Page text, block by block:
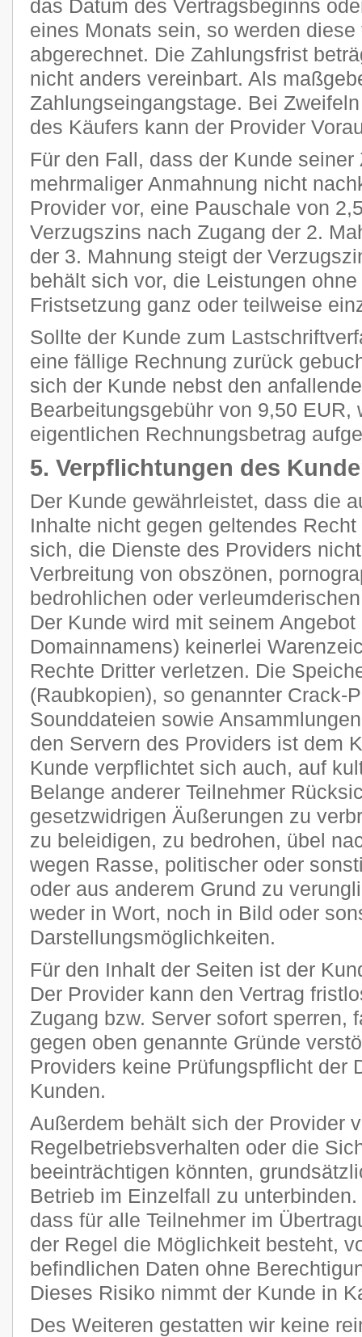
das Datum des Vertragsbeginns
eines Monats sein, so werden
abgerechnet. Die Zahlungsfrist
nicht anders vereinbart. Als
Zahlungseingangstage. Bei
des Käufers kann der Provider
Für den Fall, dass der Kunde
mehrmaliger Anmahnung nicht
Provider vor, eine Pauschale von
Verzugszins nach Zugang der 2.
der 3. Mahnung steigt der
behält sich vor, die Leistungen
Fristsetzung ganz oder teilweise
Sollte der Kunde zum
eine fällige Rechnung zurück
sich der Kunde nebst den
Bearbeitungsgebühr von 9,50 EUR,
eigentlichen Rechnungsbetrag
5. Verpflichtungen des
Der Kunde gewährleistet, dass die
Inhalte nicht gegen geltendes
sich, die Dienste des Providers
Verbreitung von obszönen,
bedrohlichen oder
Der Kunde wird mit seinem
Domainnamens) keinerlei
Rechte Dritter verletzen. Die
(Raubkopien), so genannter Crack-
Sounddateien sowie
den Servern des Providers ist dem
Kunde verpflichtet sich auch, auf
Belange anderer Teilnehmer
gesetzwidrigen Äußerungen zu
zu beleidigen, zu bedrohen, übel
wegen Rasse, politischer oder
oder aus anderem Grund zu
weder in Wort, noch in Bild oder
Darstellungsmöglichkeiten.
Für den Inhalt der Seiten ist der
Der Provider kann den Vertrag
Zugang bzw. Server sofort sperren,
gegen oben genannte Gründe
Providers keine Prüfungspflicht der
Kunden.
Außerdem behält sich der Provider
Regelbetriebsverhalten oder die
beeinträchtigen könnten,
Betrieb im Einzelfall zu
dass für alle Teilnehmer im
der Regel die Möglichkeit besteht,
befindlichen Daten ohne
Dieses Risiko nimmt der Kunde in
Des Weiteren gestatten wir keine